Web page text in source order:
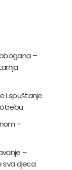
–
i spuštanje
–
–
sva djeca